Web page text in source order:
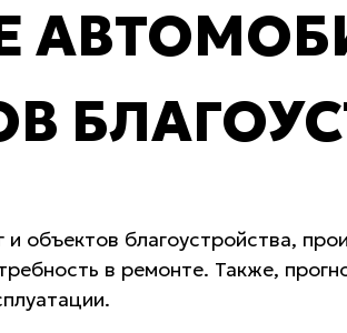
объектов благоустройства,
в ремонте. Также,